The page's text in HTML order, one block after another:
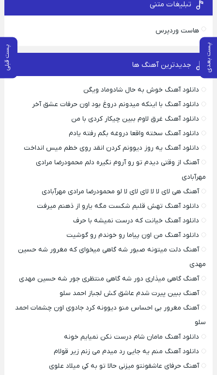
پست بعدی پست قبلی
تبلیغات متنی
هاست وردپرس
جدیدترین آهنگ ها
دانلود آهنگ خوش به حال شادوماد ویگن
دانلود آهنگ با اینکه میدونم دروغ بود اون حرفات عشق آخر
دانلود آهنگ غرق لاوم ببین چیکار کردی با من
دانلود آهنگ سخته واقعا دروغه بگم رفته یادم
دانلود آهنگ یه روز دیوونم کردن انقد روی خطم میس انداخت
آهنگ از وقتی دیدم تو رو آروم نگیره دلم محمودرضا مرادی
مهرآبادی
آهنگ هی لای لا لا لای لای لا لو محمودرضا مرادی مهرآبادی
دانلود آهنگ تهش قلبم شکست مگه یارو از ذهنم میرفت
دانلود آهنگ خیانت که درست نمیشه با حرف
دانلود آهنگ من اون پیاما رو خوندم رو گوشیت
آهنگ دلت میتونه صبور شه گاهی میخوای که مغرور شه حسین
مهدی
آهنگ گاهی میذاری دور شه گاهی منتظری جور شه حسین مهدی
آهنگ ببین پیرت شدم عاشق کش لجباز احمد سلو
آهنگ مغرور بی احساس منو دیوونه کرد جادوی اون چشمات احمد
سلو
دانلود آهنگ مامان شام درست نکن نمیایم خونه
دانلود آهنگ منم یه جایی رد میدم می زنم زیر قولام
آهنگ حرفای عاشقونتو میزنی حالا تو به کی میلاد علوی